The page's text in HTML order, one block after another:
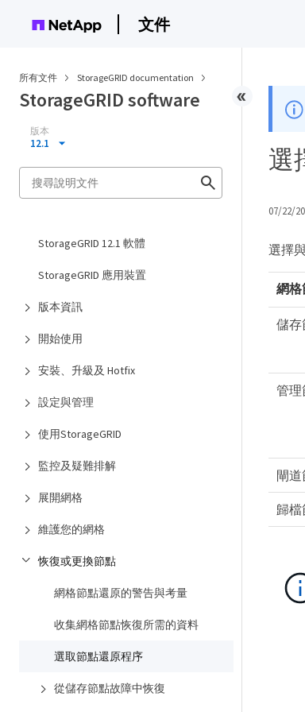
文件
所有文件 StorageGRID documentation
StorageGRID software
版本
12.1
StorageGRID 12.1 軟體
StorageGRID 應用裝置
版本資訊
開始使用
安裝、升級及 Hotfix
設定與管理
使用StorageGRID
監控及疑難排解
展開網格
維護您的網格
恢復或更換節點
網格節點還原的警告與考量
收集網格節點恢復所需的資料
選取節點還原程序
從儲存節點故障中恢復
選
07/22/
選擇
網格
儲存
管理
閘
歸